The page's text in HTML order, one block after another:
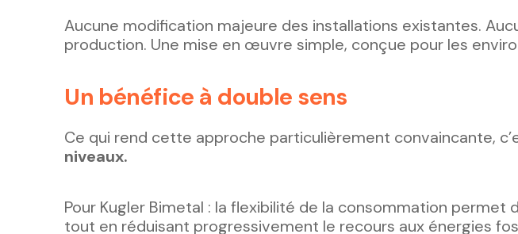
Aucune modification majeure des installations existantes.
production. Une mise en œuvre simple, conçue pour les
Un bénéfice à double sens
Ce qui rend cette approche particulièrement convaincante,
niveaux.
Pour Kugler Bimetal : la flexibilité de la consommation permet
tout en réduisant progressivement le recours aux énergies